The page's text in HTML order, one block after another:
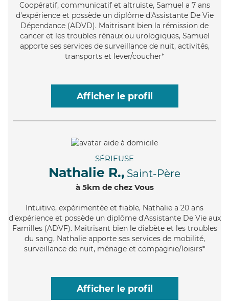
Coopératif, communicatif et altruiste, Samuel a 7 ans
d'expérience et possède un diplôme d'Assistante De Vie
Dépendance (ADVD). Maitrisant bien la rémission de
cancer et les troubles rénaux ou urologiques, Samuel
apporte ses services de surveillance de nuit, activités,
transports et lever/coucher*
Afficher le profil
SÉRIEUSE
Nathalie R., Saint-Père
à 5km de chez Vous
Intuitive, expérimentée et fiable, Nathalie a 20 ans
d'expérience et possède un diplôme d'Assistante De Vie aux
Familles (ADVF). Maitrisant bien le diabète et les troubles
du sang, Nathalie apporte ses services de mobilité,
surveillance de nuit, ménage et compagnie/loisirs*
Afficher le profil